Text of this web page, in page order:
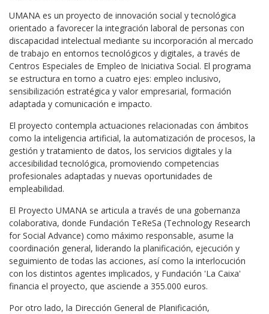
UMANA es un proyecto de innovación social y tecnológica
orientado a favorecer la integración laboral de personas con
discapacidad intelectual mediante su incorporación al mercado
de trabajo en entornos tecnológicos y digitales, a través de
Centros Especiales de Empleo de Iniciativa Social. El programa
se estructura en torno a cuatro ejes: empleo inclusivo,
sensibilización estratégica y valor empresarial, formación
adaptada y comunicación e impacto.
El proyecto contempla actuaciones relacionadas con ámbitos
como la inteligencia artificial, la automatización de procesos, la
gestión y tratamiento de datos, los servicios digitales y la
accesibilidad tecnológica, promoviendo competencias
profesionales adaptadas y nuevas oportunidades de
empleabilidad.
El Proyecto UMANA se articula a través de una gobernanza
colaborativa, donde Fundación TeReSa (Technology Research
for Social Advance) como máximo responsable, asume la
coordinación general, liderando la planificación, ejecución y
seguimiento de todas las acciones, así como la interlocución
con los distintos agentes implicados, y Fundación 'La Caixa'
financia el proyecto, que asciende a 355.000 euros.
Por otro lado, la Dirección General de Planificación,